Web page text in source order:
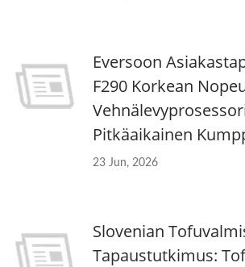
Eversoon
F290 Korkean
Pitkäaikainen
23 Jun, 2026
Slovenian
Tapaustutkimus: